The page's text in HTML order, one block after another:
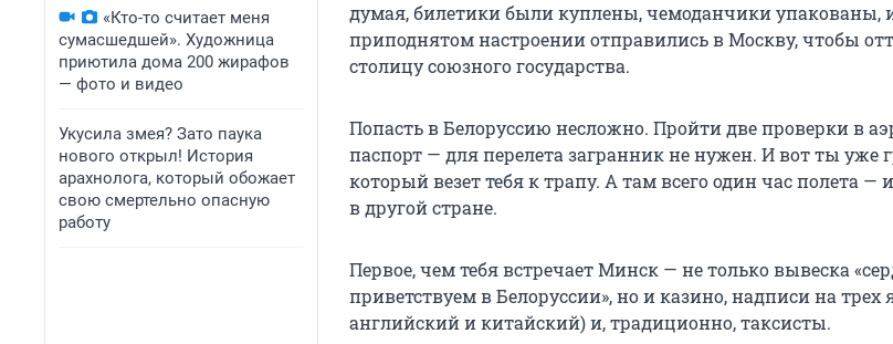
«Кто-то считает меня
сумасшедшей». Художница
приютила дома 200 жирафов
— фото и видео
Укусила змея? Зато паука
нового открыл! История
арахнолога, который обожает
свою смертельно опасную
работу
думая, билетики были куплены, чемоданчики упакованы,
приподнятом настроении отправились в Москву, чтобы
столицу союзного государства.
Попасть в Белоруссию несложно. Пройти две проверки в
паспорт — для перелета загранник не нужен. И вот ты уже
который везет тебя к трапу. А там всего один час полета
в другой стране.
Первое, чем тебя встречает Минск — не только вывеска
приветствуем в Белоруссии», но и казино, надписи на трех
английский и китайский) и, традиционно, таксисты.